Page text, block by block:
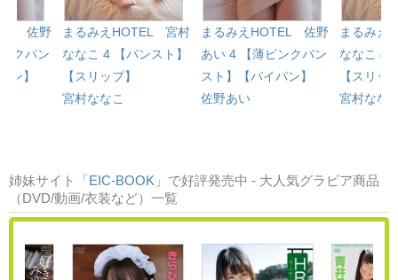
佐野
クパン
ン】
まるみえHOTEL 宮村
ななこ 4 【パンスト】
【スリップ】
宮村ななこ
まるみえHOTEL 佐野
あい 4 【薄ピンクパン
スト】【パイパン】
佐野あい
まるみえ
ななこ 4
【スリッ
宮村なな
姉妹サイト「EIC-BOOK 」で好評発売中 - 大人気グラビア商品
（DVD/動画/衣装など）一覧